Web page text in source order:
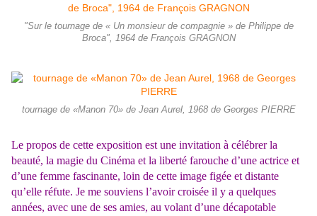
"Sur le tournage de « Un monsieur de compagnie » de Philippe de
Broca", 1964 de François GRAGNON
tournage de «Manon 70» de Jean Aurel, 1968 de Georges PIERRE
Le propos de cette exposition est une invitation à célébrer la
beauté, la magie du Cinéma et la liberté farouche d’une actrice et
d’une femme fascinante, loin de cette image figée et distante
qu’elle réfute. Je me souviens l’avoir croisée il y a quelques
années, avec une de ses amies, au volant d’une décapotable